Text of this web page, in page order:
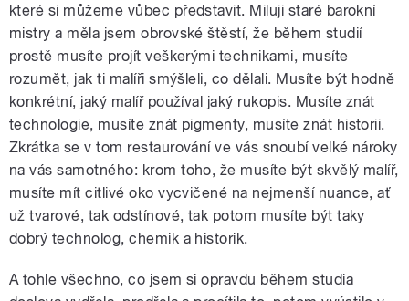
které si můžeme vůbec představit. Miluji staré barokní
mistry a měla jsem obrovské štěstí, že během studií
prostě musíte projít veškerými technikami, musíte
rozumět, jak ti malíři smýšleli, co dělali. Musíte být hodně
konkrétní, jaký malíř používal jaký rukopis. Musíte znát
technologie, musíte znát pigmenty, musíte znát historii.
Zkrátka se v tom restaurování ve vás snoubí velké nároky
na vás samotného: krom toho, že musíte být skvělý malíř,
musíte mít citlivé oko vycvičené na nejmenší nuance, ať
už tvarové, tak odstínové, tak potom musíte být taky
dobrý technolog, chemik a historik.
A tohle všechno, co jsem si opravdu během studia